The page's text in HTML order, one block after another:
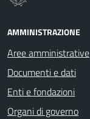
AMMINISTRAZIONE
Aree amministrative
Documenti e dati
Enti e fondazioni
Organi di governo